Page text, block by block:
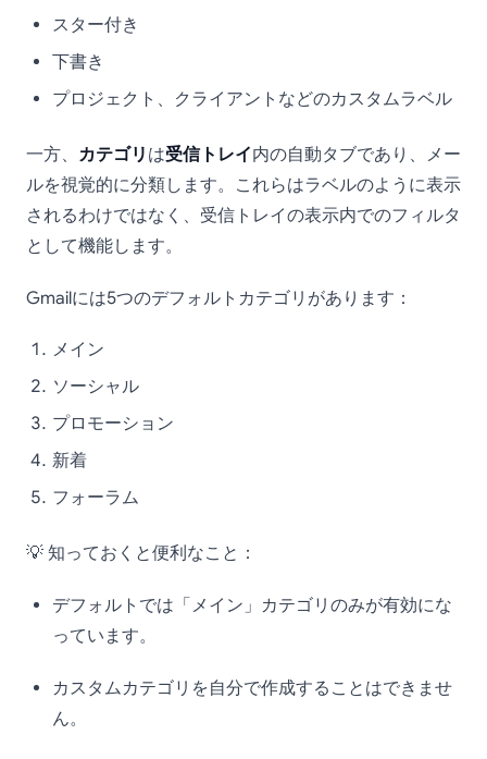
スター付き
下書き
プロジェクト、クライアントなどのカスタムラベル
一方、 カテゴリ は受信トレイ内の自動タブであり、メー
ルを視覚的に分類します。これらはラベルのように表示
されるわけではなく、受信トレイの表示内でのフィルタ
として機能します。
Gmailには5つのデフォルトカテゴリがあります：
メイン
ソーシャル
プロモーション
新着
フォーラム
💡 知っておくと便利なこと：
デフォルトでは「メイン」カテゴリのみが有効にな
っています。
カスタムカテゴリを自分で作成することはできませ
ん。